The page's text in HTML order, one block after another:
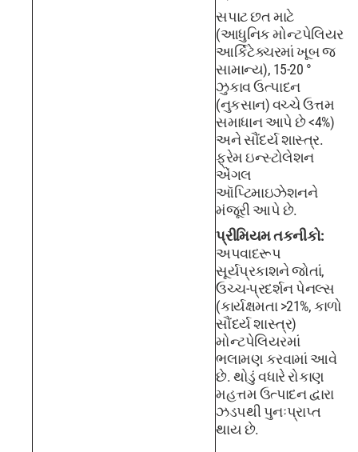
સપાટ છત માટે
(આધુનિક મોન્ટપેલિયર
આર્કિટેક્ચરમાં ખૂબ જ
સામાન્ય), 15-20 °
ઝુકાવ ઉત્પાદન
(નુકસાન) વચ્ચે ઉત્તમ
સમાધાન આપે છે <4%)
અને સૌંદર્ય શાસ્ત્ર.
ફ્રેમ ઇન્સ્ટોલેશન
એંગલ
ઑપ્ટિમાઇઝેશનને
મંજૂરી આપે છે.
પ્રીમિયમ તકનીકો:
અપવાદરૂપ
સૂર્યપ્રકાશને જોતાં,
ઉચ્ચ-પ્રદર્શન પેનલ્સ
(કાર્યક્ષમતા >21%, કાળો
સૌંદર્ય શાસ્ત્ર)
મોન્ટપેલિયરમાં
ભલામણ કરવામાં આવે
છે. થોડું વધારે રોકાણ
મહત્તમ ઉત્પાદન દ્વારા
ઝડપથી પુનઃપ્રાપ્ત
થાય છે.